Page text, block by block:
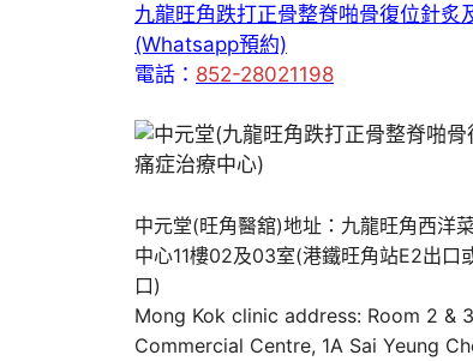
九龍旺角跌打正骨整脊啪骨復位針炙
(Whatsapp預約)
電話： 852-28021198
中元堂(旺角醫舘)地址：九龍旺角西洋
中心11樓02及03室(港鐵旺角站E2出口
口)
Mong Kok clinic address: Room 2 &
Commercial Centre, 1A Sai Yeung